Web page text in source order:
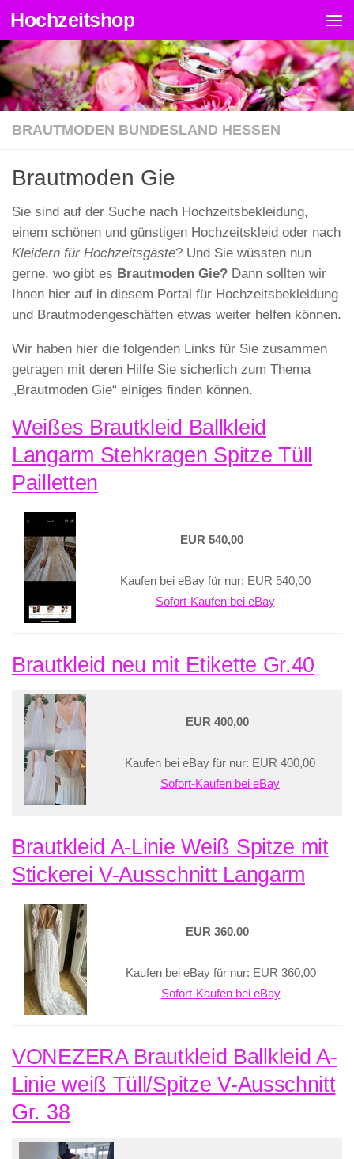
Zum Inhalt springen
Hochzeitshop
BRAUTMODEN BUNDESLAND HESSEN
Brautmoden Gie
Sie sind auf der Suche nach Hochzeitsbekleidung,
einem schönen und günstigen Hochzeitskleid oder nach
Kleidern für Hochzeitsgäste? Und Sie wüssten nun
gerne, wo gibt es Brautmoden Gie? Dann sollten wir
Ihnen hier auf in diesem Portal für Hochzeitsbekleidung
und Brautmodengeschäften etwas weiter helfen können.
Wir haben hier die folgenden Links für Sie zusammen
getragen mit deren Hilfe Sie sicherlich zum Thema
„Brautmoden Gie“ einiges finden können.
Weißes Brautkleid Ballkleid
Langarm Stehkragen Spitze Tüll
Pailletten
EUR 540,00
Kaufen bei eBay für nur: EUR 540,00
Sofort-Kaufen bei eBay
Brautkleid neu mit Etikette Gr.40
EUR 400,00
Kaufen bei eBay für nur: EUR 400,00
Sofort-Kaufen bei eBay
Brautkleid A-Linie Weiß Spitze mit
Stickerei V-Ausschnitt Langarm
EUR 360,00
Kaufen bei eBay für nur: EUR 360,00
Sofort-Kaufen bei eBay
VONEZERA Brautkleid Ballkleid A-
Linie weiß Tüll/Spitze V-Ausschnitt
Gr. 38